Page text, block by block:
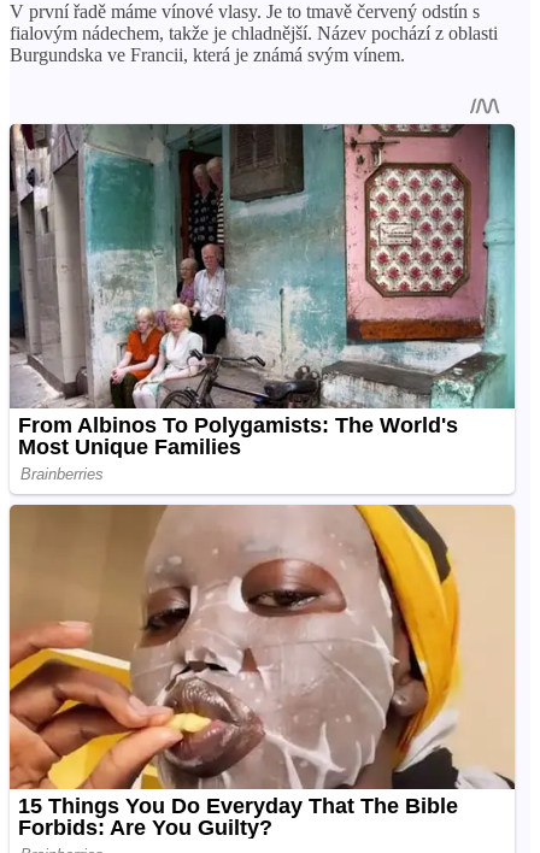
V první řadě máme vínové vlasy. Je to tmavě červený odstín s
fialovým nádechem, takže je chladnější. Název pochází z oblasti
Burgundska ve Francii, která je známá svým vínem.